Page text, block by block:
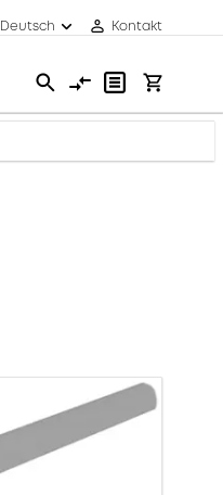
Deutsch Kontakt